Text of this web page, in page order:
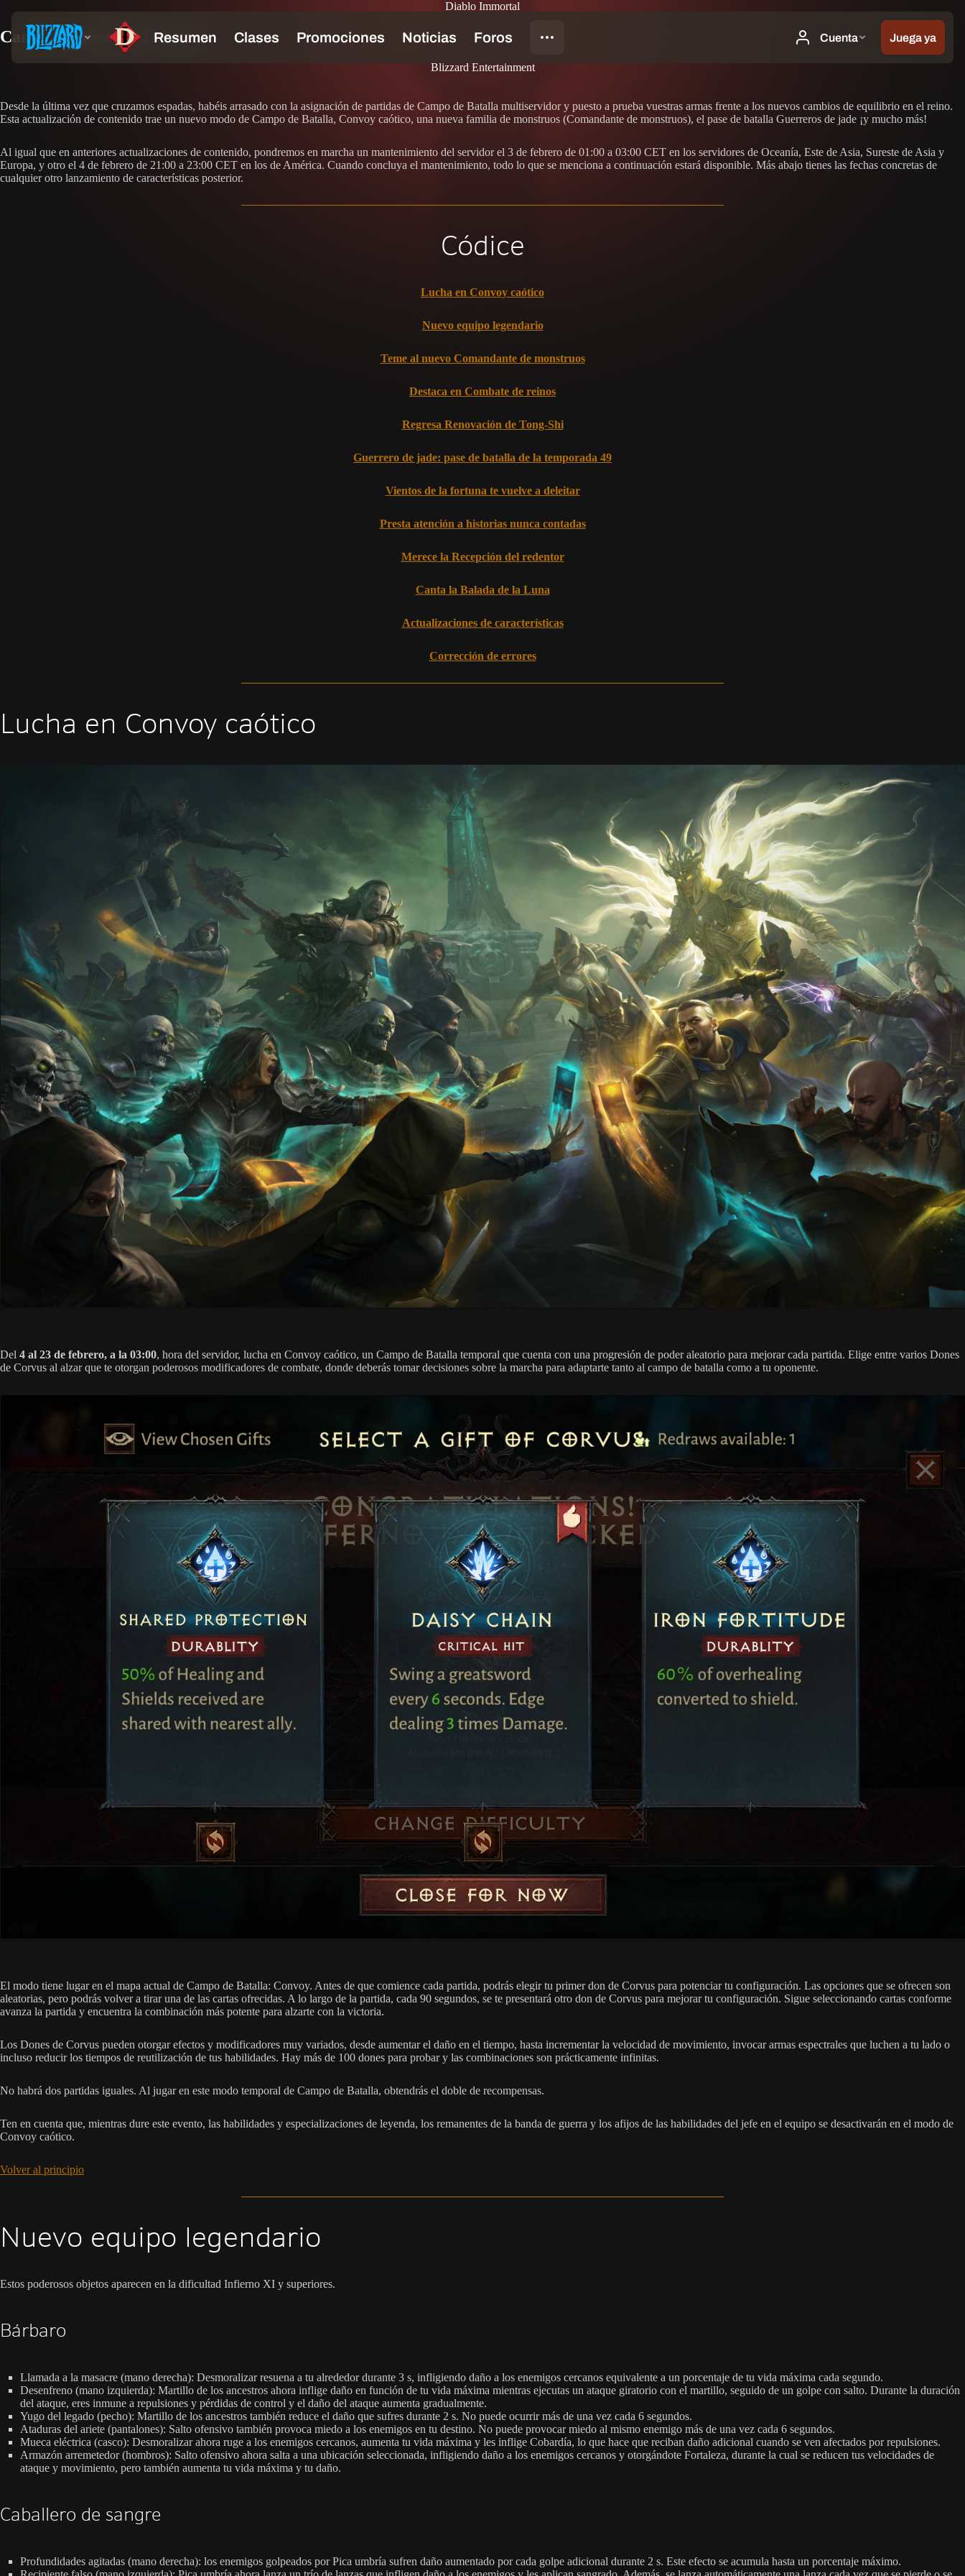
Diablo Immortal
Canta la Balada de la Luna
Blizzard Entertainment
Desde la última vez que cruzamos espadas, habéis arrasado con la asignación de partidas de Campo de Batalla multiservidor y puesto a prueba vuestras armas frente a los nuevos cambios de equilibrio en el reino.
Esta actualización de contenido trae un nuevo modo de Campo de Batalla, Convoy caótico, una nueva familia de monstruos (Comandante de monstruos), el pase de batalla Guerreros de jade ¡y mucho más!
Al igual que en anteriores actualizaciones de contenido, pondremos en marcha un mantenimiento del servidor el 3 de febrero de 01:00 a 03:00 CET en los servidores de Oceanía, Este de Asia, Sureste de Asia y
Europa, y otro el 4 de febrero de 21:00 a 23:00 CET en los de América. Cuando concluya el mantenimiento, todo lo que se menciona a continuación estará disponible. Más abajo tienes las fechas concretas de
cualquier otro lanzamiento de características posterior.
Códice
Lucha en Convoy caótico
Nuevo equipo legendario
Teme al nuevo Comandante de monstruos
Destaca en Combate de reinos
Regresa Renovación de Tong-Shi
Guerrero de jade: pase de batalla de la temporada 49
Vientos de la fortuna te vuelve a deleitar
Presta atención a historias nunca contadas
Merece la Recepción del redentor
Canta la Balada de la Luna
Actualizaciones de características
Corrección de errores
Lucha en Convoy caótico
Del 4 al 23 de febrero, a la 03:00, hora del servidor, lucha en Convoy caótico, un Campo de Batalla temporal que cuenta con una progresión de poder aleatorio para mejorar cada partida. Elige entre varios Dones
de Corvus al alzar que te otorgan poderosos modificadores de combate, donde deberás tomar decisiones sobre la marcha para adaptarte tanto al campo de batalla como a tu oponente.
El modo tiene lugar en el mapa actual de Campo de Batalla: Convoy. Antes de que comience cada partida, podrás elegir tu primer don de Corvus para potenciar tu configuración. Las opciones que se ofrecen son
aleatorias, pero podrás volver a tirar una de las cartas ofrecidas. A lo largo de la partida, cada 90 segundos, se te presentará otro don de Corvus para mejorar tu configuración. Sigue seleccionando cartas conforme
avanza la partida y encuentra la combinación más potente para alzarte con la victoria.
Los Dones de Corvus pueden otorgar efectos y modificadores muy variados, desde aumentar el daño en el tiempo, hasta incrementar la velocidad de movimiento, invocar armas espectrales que luchen a tu lado o
incluso reducir los tiempos de reutilización de tus habilidades. Hay más de 100 dones para probar y las combinaciones son prácticamente infinitas.
No habrá dos partidas iguales. Al jugar en este modo temporal de Campo de Batalla, obtendrás el doble de recompensas.
Ten en cuenta que, mientras dure este evento, las habilidades y especializaciones de leyenda, los remanentes de la banda de guerra y los afijos de las habilidades del jefe en el equipo se desactivarán en el modo de
Convoy caótico.
Volver al principio
Nuevo equipo legendario
Estos poderosos objetos aparecen en la dificultad Infierno XI y superiores.
Bárbaro
Llamada a la masacre (mano derecha): Desmoralizar resuena a tu alrededor durante 3 s, infligiendo daño a los enemigos cercanos equivalente a un porcentaje de tu vida máxima cada segundo.
Desenfreno (mano izquierda): Martillo de los ancestros ahora inflige daño en función de tu vida máxima mientras ejecutas un ataque giratorio con el martillo, seguido de un golpe con salto. Durante la duración
del ataque, eres inmune a repulsiones y pérdidas de control y el daño del ataque aumenta gradualmente.
Yugo del legado (pecho): Martillo de los ancestros también reduce el daño que sufres durante 2 s. No puede ocurrir más de una vez cada 6 segundos.
Ataduras del ariete (pantalones): Salto ofensivo también provoca miedo a los enemigos en tu destino. No puede provocar miedo al mismo enemigo más de una vez cada 6 segundos.
Mueca eléctrica (casco): Desmoralizar ahora ruge a los enemigos cercanos, aumenta tu vida máxima y les inflige Cobardía, lo que hace que reciban daño adicional cuando se ven afectados por repulsiones.
Armazón arremetedor (hombros): Salto ofensivo ahora salta a una ubicación seleccionada, infligiendo daño a los enemigos cercanos y otorgándote Fortaleza, durante la cual se reducen tus velocidades de
ataque y movimiento, pero también aumenta tu vida máxima y tu daño.
Caballero de sangre
Profundidades agitadas (mano derecha): los enemigos golpeados por Pica umbría sufren daño aumentado por cada golpe adicional durante 2 s. Este efecto se acumula hasta un porcentaje máximo.